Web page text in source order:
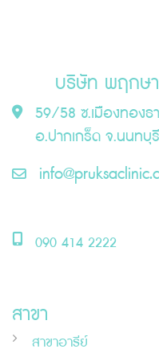
บริษัท พฤกษ
59/58 ซ.เมืองทอง
อ.ปากเกร็ด จ.นนทบุ
090 414 2222
สาขา
สาขาอารีย์